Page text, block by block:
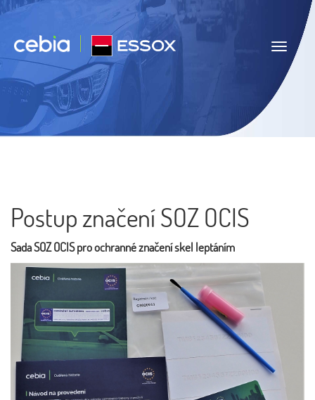
Navigace
Postup značení SOZ OCIS
Sada SOZ OCIS pro ochranné značení skel leptáním